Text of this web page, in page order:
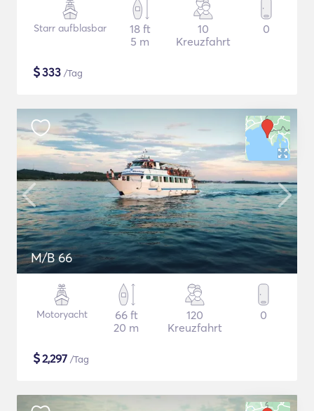
Starr aufblasbar
18 ft
5 m
10
Kreuzfahrt
0
$333 /Tag
M/B 66
Motoryacht
66 ft
20 m
120
Kreuzfahrt
0
$2,297 /Tag